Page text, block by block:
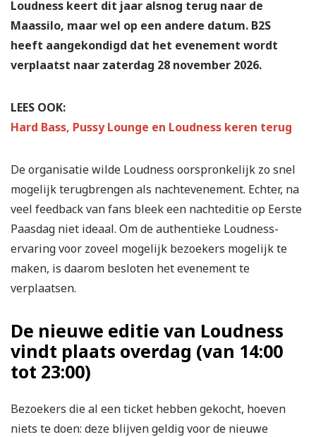
Loudness keert dit jaar alsnog terug naar de
Maassilo, maar wel op een andere datum. B2S
heeft aangekondigd dat het evenement wordt
verplaatst naar zaterdag 28 november 2026.
LEES OOK:
Hard Bass, Pussy Lounge en Loudness keren terug
De organisatie wilde Loudness oorspronkelijk zo snel
mogelijk terugbrengen als nachtevenement. Echter, na
veel feedback van fans bleek een nachteditie op Eerste
Paasdag niet ideaal. Om de authentieke Loudness-
ervaring voor zoveel mogelijk bezoekers mogelijk te
maken, is daarom besloten het evenement te
verplaatsen.
De nieuwe editie van Loudness
vindt plaats overdag (van 14:00
tot 23:00)
Bezoekers die al een ticket hebben gekocht, hoeven
niets te doen: deze blijven geldig voor de nieuwe